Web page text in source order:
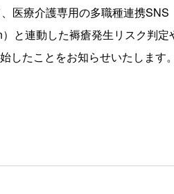
医療介護専用の多職種連携SNS
と連動した褥瘡発生リスク判定
したことをお知らせいたします。